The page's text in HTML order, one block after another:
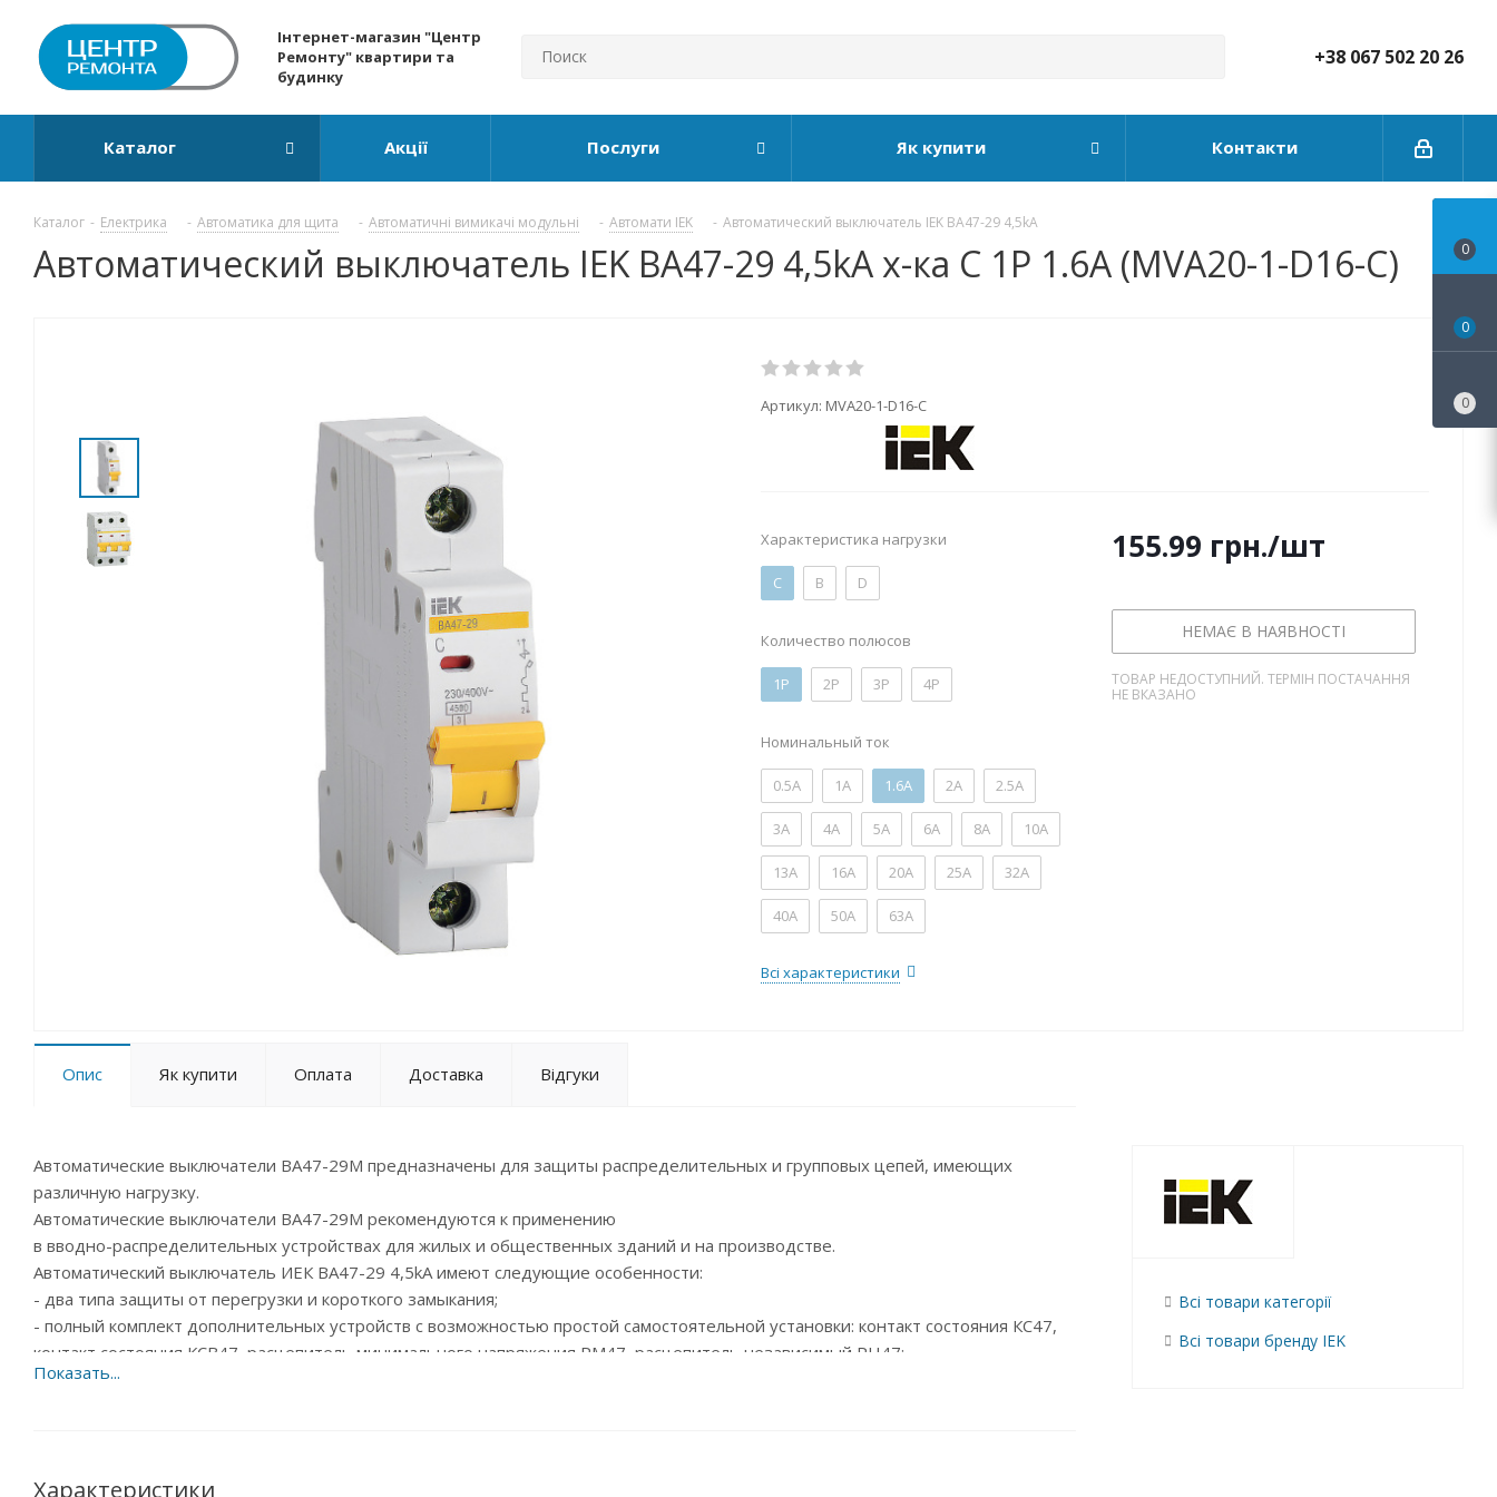
Інтернет-магазин "Центр
Ремонту" квартири та
будинку
+38 067 502 20 26
Каталог Акції Послуги Як купити Контакти
Каталог - Електрика - Автоматика для щита - Автоматичні вимикачі модульні - Автомати IEK - Автоматический выключатель IEK ВА47-29 4,5kA
Автоматический выключатель IEK ВА47-29 4,5kA х-ка C 1P 1.6А (MVA20-1-D16-C)
Артикул: MVA20-1-D16-C
Характеристика нагрузки
C B D
Количество полюсов
1P 2P 3P 4P
Номинальный ток
0.5А 1А 1.6А 2А 2.5А
3А 4А 5А 6А 8А 10А
13А 16А 20А 25А 32А
40А 50А 63А
Всі характеристики
155.99 грн./шт
НЕМАЄ В НАЯВНОСТІ
ТОВАР НЕДОСТУПНИЙ. ТЕРМІН ПОСТАЧАННЯ
НЕ ВКАЗАНО
Опис Як купити Оплата Доставка Відгуки
Автоматические выключатели ВА47-29М предназначены для защиты распределительных и групповых цепей, имеющих
различную нагрузку.
Автоматические выключатели ВА47-29М рекомендуются к применению
в вводно-распределительных устройствах для жилых и общественных зданий и на производстве.
Автоматический выключатель ИЕК ВА47-29 4,5kA имеют следующие особенности:
- два типа защиты от перегрузки и короткого замыкания;
- полный комплект дополнительных устройств с возможностью простой самостоятельной установки: контакт состояния КС47,
контакт состояния КСВ47, расцепитель минимального напряжения РМ47, расцепитель независимый РН47;
- специальная конструкция корпуса с увеличенной теплоотдачей;
- усовершенствованная более широкая рукоятка выключателя с увеличенной площадью контакта;
Характеристики
Всі товари категорії
Всі товари бренду IEK
0
0
0